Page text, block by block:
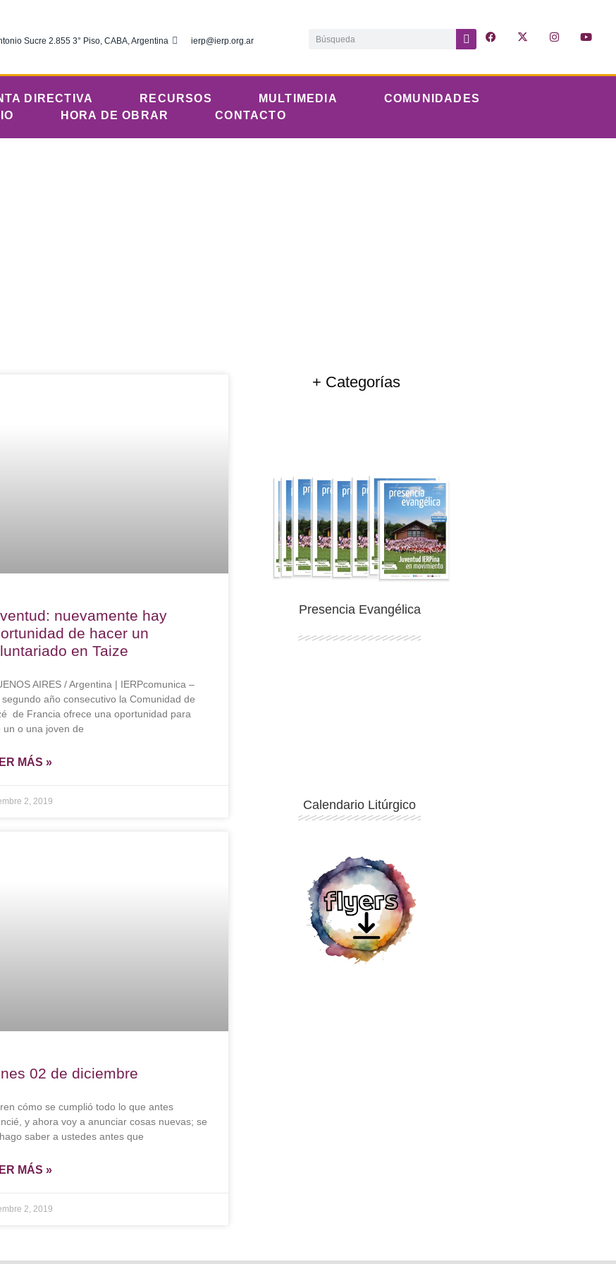
Sucre 2.855 3° Piso, CABA, Argentina ierp@ierp.org.ar
DIRECTIVA RECURSOS MULTIMEDIA
COMUNIDADES
HORA DE OBRAR CONTACTO
nuevamente hay
de hacer un
en Taize
AIRES / Argentina | IERPcomunica –
segundo año consecutivo la Comunidad de
de Francia ofrece una oportunidad para
un o una joven de
MÁS »
2, 2019
02 de diciembre
cómo se cumplió todo lo que antes
y ahora voy a anunciar cosas nuevas; se
saber a ustedes antes que
MÁS »
2, 2019
+ Categorías
Ingresar
Presencia Evangélica
Calendario Litúrgico
Ingresar